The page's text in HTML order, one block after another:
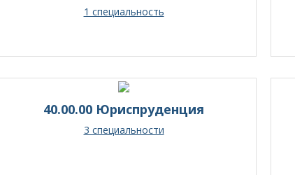
1 специальность
40.00.00 Юриспруденция
3 специальности